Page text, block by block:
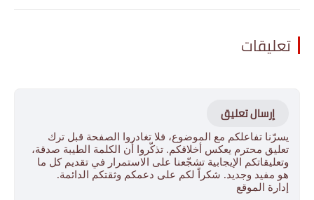
تعليقات
إرسال تعليق
يسرّنا تفاعلكم مع الموضوع، فلا تغادروا الصفحة قبل ترك
تعليق محترم يعكس أخلاقكم. تذكّروا أن الكلمة الطيبة صدقة،
وتعليقاتكم الإيجابية تشجّعنا على الاستمرار في تقديم كل ما
هو مفيد وجديد. شكراً لكم على دعمكم وثقتكم الدائمة.
إدارة الموقع